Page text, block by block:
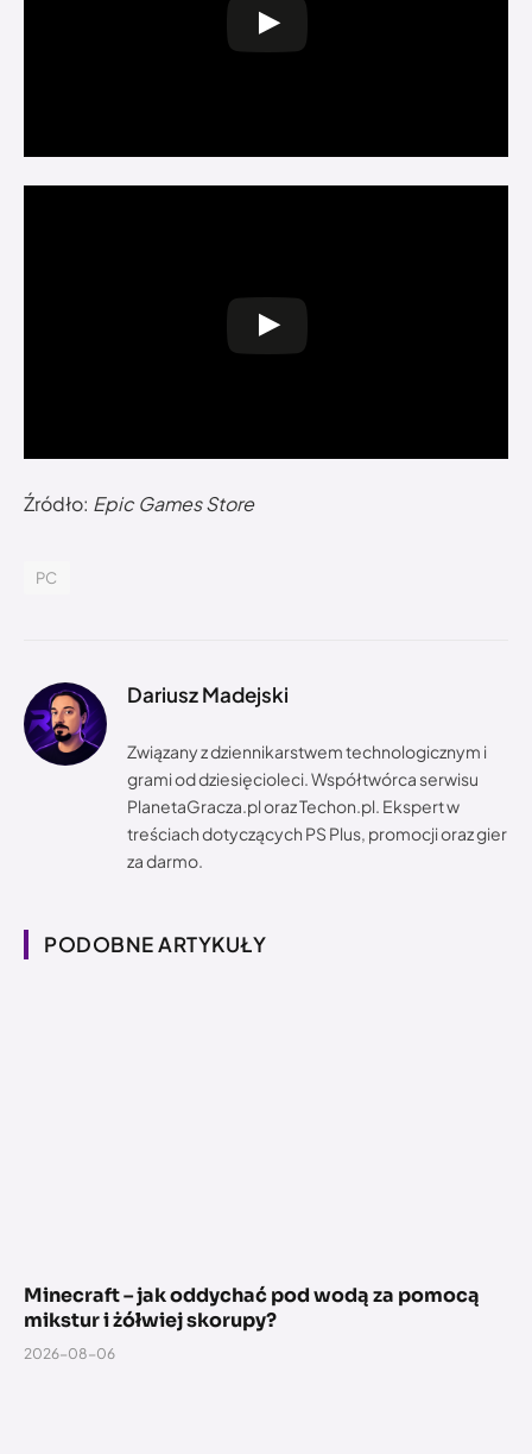
Źródło: Epic Games Store
PC
Dariusz Madejski
Związany z dziennikarstwem technologicznym i
grami od dziesięcioleci. Współtwórca serwisu
PlanetaGracza.pl oraz Techon.pl. Ekspert w
treściach dotyczących PS Plus, promocji oraz gier
za darmo.
PODOBNE ARTYKUŁY
Minecraft – jak oddychać pod wodą za pomocą
mikstur i żółwiej skorupy?
2026-08-06